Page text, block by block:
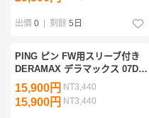
出價 0 | 剩餘 5日
PING ピン FW用スリーブ付き
DERAMAX デラマックス 07D-
5S 青デラ G440 G430 G425
G410
15,900円 NT3,440
15,900円 NT3,440